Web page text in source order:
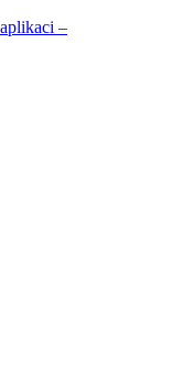
–
2
0800